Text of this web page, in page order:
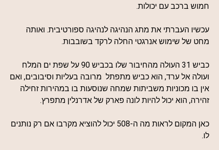
חמוש ברכב עם יכולות.
עכשיו העברתי את מתג הנהיגה לנהיגה ספורטיבית. ואותה
מחט של שימוש אנרגטי החלה לרקד בשובבות.
כביש 31 העולה מהחיבור שלו בכביש 90 על שפת ים המלח
ועולה אל ערד, הוא כביש מתפתל מרובה בעליות וסיבובים, ואם
אין בו מכוניות משביתות שמחה שנוסעות בו במהירות זחילה
זהירה, הוא יכול להיות לונה פארק של אדרנלין מתפרץ.
כאן המקום לראות מה ה-508 יכול להוציא מקרבו אם רק נותנים
לו.